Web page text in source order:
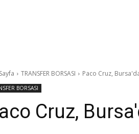
TRANSFER BORSASI Paco Cruz,
BORSASI
Cruz,